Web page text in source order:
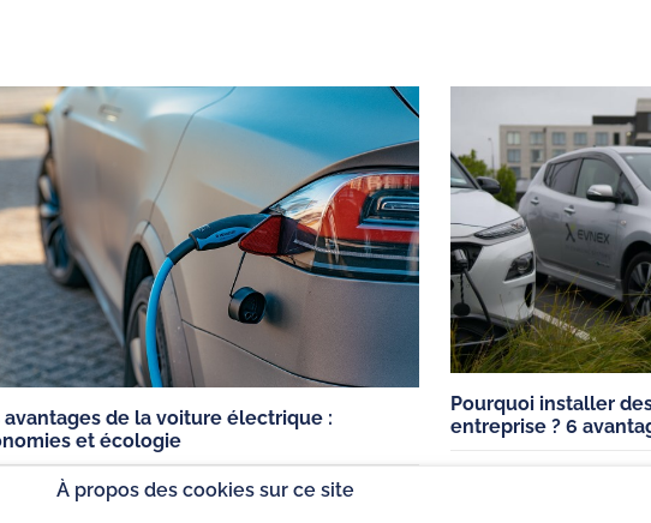
avantages de la voiture électrique :
et écologie
CONSEILS ,VEHICULES ELECTRIQUES
Pourquoi installer
entreprise ? 6
Qualité, Sécurité et
Environnement
Notre politique QSE
Nos études de cas
ChargeGuru est installateur
labéllisé
Politique de confidentialité
À propos des cookies sur ce site